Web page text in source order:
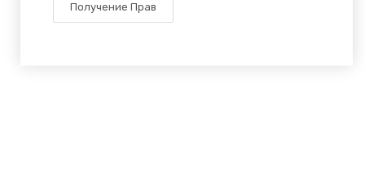
Получение Прав